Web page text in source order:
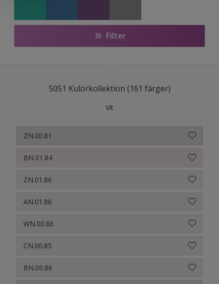
Nordsjö True Joy™ – Årets kulör 2025
Colour Futures 2024 - Nordsjö Sweet Embrace™
Colour Futures 20
Filter
5051 Kulörkollektion (161 färger)
Vit
ZN.00.81
BN.01.84
ZN.01.86
AN.01.86
WN.00.86
CN.00.85
BN.00.86